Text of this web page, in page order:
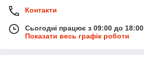
Контакти
Сьогодні працює з 09:00 до 18:00
Показати весь графік роботи